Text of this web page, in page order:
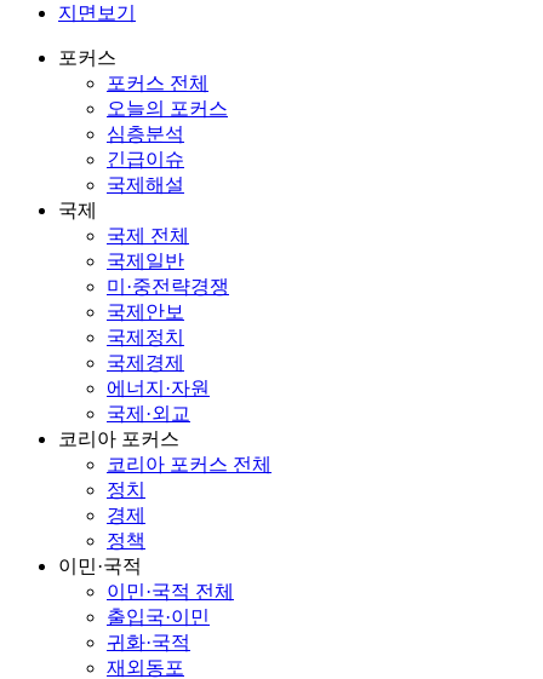
지면보기
포커스
포커스 전체
오늘의 포커스
심층분석
긴급이슈
국제해설
국제
국제 전체
국제일반
미·중전략경쟁
국제안보
국제정치
국제경제
에너지·자원
국제·외교
코리아 포커스
코리아 포커스 전체
정치
경제
정책
이민·국적
이민·국적 전체
출입국·이민
귀화·국적
재외동포